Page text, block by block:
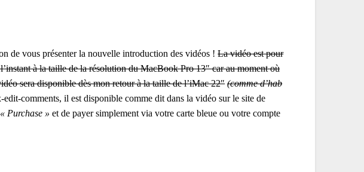
de vous présenter la nouvelle introduction des vidéos !La vidéo est pour
à la taille de la résolution du MacBook Pro 13″ car au moment où
sera disponible dès mon retour à la taille de l’iMac 22″ (comme d’hab
comments, il est disponible comme dit dans la vidéo sur le site de
« Purchase »et de payer simplement via votre carte bleue ou votre compte